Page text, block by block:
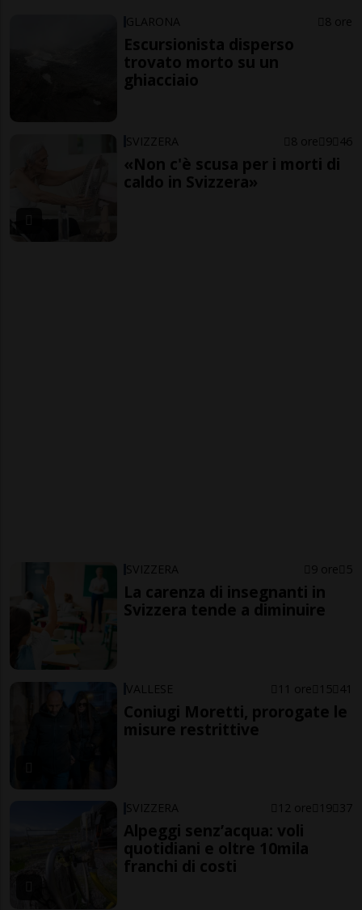
GLARONA 8 ore
Escursionista disperso
trovato morto su un
ghiacciaio
SVIZZERA 8 ore 9 46
«Non c'è scusa per i morti di
caldo in Svizzera»
SVIZZERA 9 ore 5
La carenza di insegnanti in
Svizzera tende a diminuire
VALLESE 11 ore 15 41
Coniugi Moretti, prorogate le
misure restrittive
SVIZZERA 12 ore 19 37
Alpeggi senz’acqua: voli
quotidiani e oltre 10mila
franchi di costi